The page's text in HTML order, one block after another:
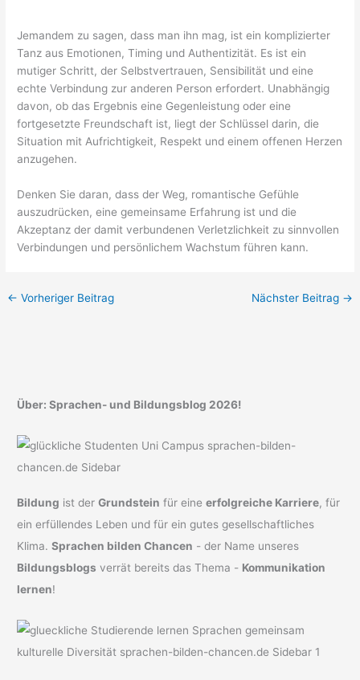
Jemandem zu sagen, dass man ihn mag, ist ein komplizierter
Tanz aus Emotionen, Timing und Authentizität. Es ist ein
mutiger Schritt, der Selbstvertrauen, Sensibilität und eine
echte Verbindung zur anderen Person erfordert. Unabhängig
davon, ob das Ergebnis eine Gegenleistung oder eine
fortgesetzte Freundschaft ist, liegt der Schlüssel darin, die
Situation mit Aufrichtigkeit, Respekt und einem offenen Herzen
anzugehen.
Denken Sie daran, dass der Weg, romantische Gefühle
auszudrücken, eine gemeinsame Erfahrung ist und die
Akzeptanz der damit verbundenen Verletzlichkeit zu sinnvollen
Verbindungen und persönlichem Wachstum führen kann.
← Vorheriger Beitrag Nächster Beitrag →
Über: Sprachen- und Bildungsblog 2026!
Bildung ist derGrundstein für eineerfolgreiche Karriere, für
ein erfüllendes Leben und für ein gutes gesellschaftliches
Klima.Sprachen bilden Chancen - der Name unseres
Bildungsblogs verrät bereits das Thema - Kommunikation
lernen!